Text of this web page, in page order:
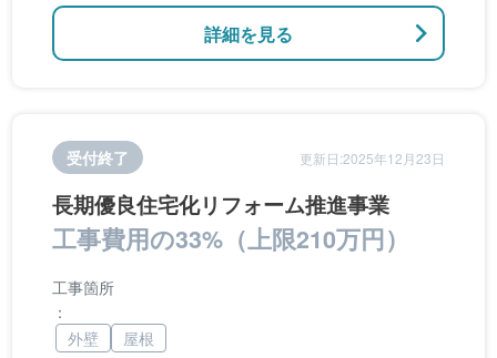
詳細を見る
受付終了 更新日:2025年12月23日
長期優良住宅化リフォーム推進事業
工事費用の33%（上限210万円）
工事箇所
：
外壁
屋根